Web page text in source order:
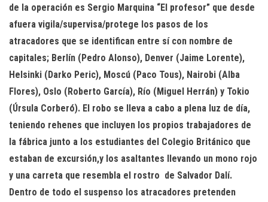
de la operación es Sergio Marquina “El profesor” que desde
afuera vigila/supervisa/protege los pasos de los
atracadores que se identifican entre sí con nombre de
capitales; Berlín (Pedro Alonso), Denver (Jaime Lorente),
Helsinki (Darko Peric), Moscú (Paco Tous), Nairobi (Alba
Flores), Oslo (Roberto García), Río (Miguel Herrán) y Tokio
(Úrsula Corberó). El robo se lleva a cabo a plena luz de día,
teniendo rehenes que incluyen los propios trabajadores de
la fábrica junto a los estudiantes del Colegio Británico que
estaban de excursión,y los asaltantes llevando un mono rojo
y una carreta que resembla el rostro de Salvador Dalí.
Dentro de todo el suspenso los atracadores pretenden